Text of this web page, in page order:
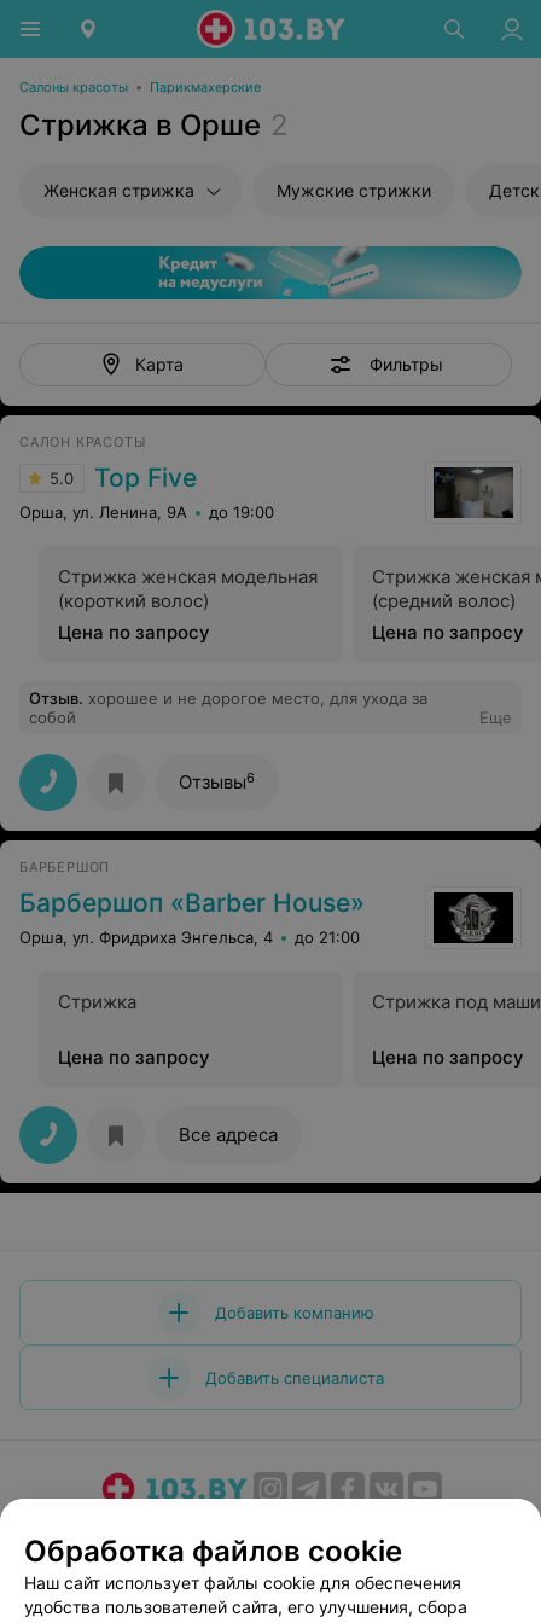
Салоны красоты • Парикмахерские
Стрижка в Орше 2
Женская стрижка Мужские стрижки
Карта Фильтры
САЛОН КРАСОТЫ
5.0 Top Five
Орша, ул. Ленина, 9А до 19:00
Стрижка женская модельная
(короткий волос)
Цена по запросу
Стрижка женская
(средний волос)
Цена по запросу
Отзыв. хорошее и не дорогое место, для ухода за
собой
Еще
Отзывы6
БАРБЕРШОП
Барбершоп «Barber House»
Орша, ул. Фридриха Энгельса, 4 до 21:00
Стрижка
Цена по запросу
Стрижка под
Цена по запросу
Все адреса
Добавить компанию
Добавить специалиста
Медицинский маркетинг
Публичный договор
Пользовательское соглашение
Способы оплаты
Обработка файлов cookie
Наш сайт использует файлы cookie для обеспечения
удобства пользователей сайта, его улучшения, сбора